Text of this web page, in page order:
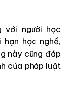
với người học
học nghề,
này cũng đáp
của pháp luật